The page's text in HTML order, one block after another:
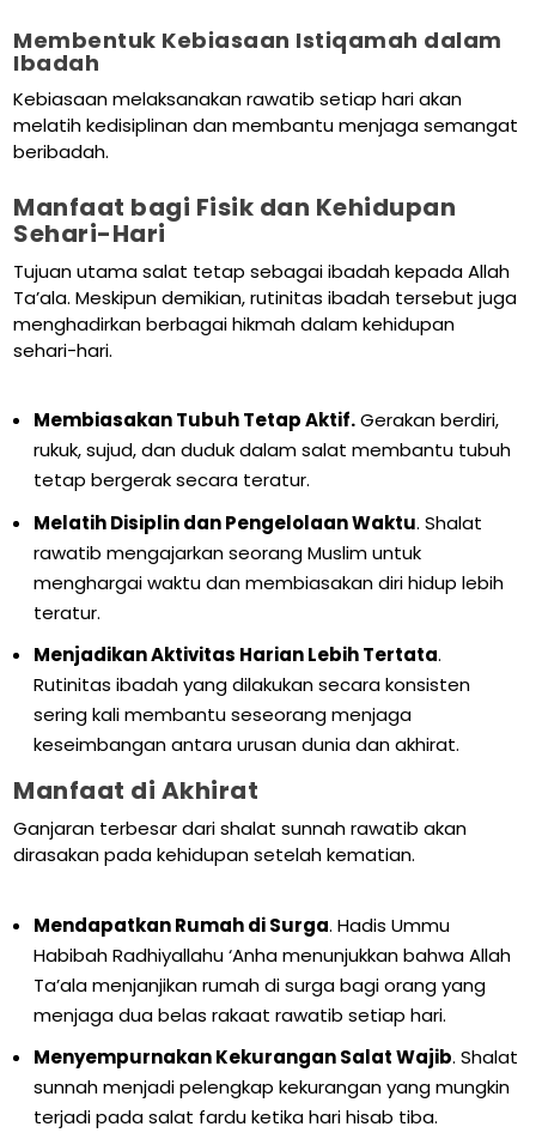
Membentuk Kebiasaan Istiqamah dalam
Ibadah
Kebiasaan melaksanakan rawatib setiap hari akan
melatih kedisiplinan dan membantu menjaga semangat
beribadah.
Manfaat bagi Fisik dan Kehidupan
Sehari-Hari
Tujuan utama salat tetap sebagai ibadah kepada Allah
Ta’ala. Meskipun demikian, rutinitas ibadah tersebut juga
menghadirkan berbagai hikmah dalam kehidupan
sehari-hari.
Membiasakan Tubuh Tetap Aktif.Gerakan berdiri,
rukuk, sujud, dan duduk dalam salat membantu tubuh
tetap bergerak secara teratur.
Melatih Disiplin dan Pengelolaan Waktu. Shalat
rawatib mengajarkan seorang Muslim untuk
menghargai waktu dan membiasakan diri hidup lebih
teratur.
Menjadikan Aktivitas Harian Lebih Tertata.
Rutinitas ibadah yang dilakukan secara konsisten
sering kali membantu seseorang menjaga
keseimbangan antara urusan dunia dan akhirat.
Manfaat di Akhirat
Ganjaran terbesar dari shalat sunnah rawatib akan
dirasakan pada kehidupan setelah kematian.
Mendapatkan Rumah di Surga. Hadis Ummu
Habibah Radhiyallahu ‘Anha menunjukkan bahwa Allah
Ta’ala menjanjikan rumah di surga bagi orang yang
menjaga dua belas rakaat rawatib setiap hari.
Menyempurnakan Kekurangan Salat Wajib. Shalat
sunnah menjadi pelengkap kekurangan yang mungkin
terjadi pada salat fardu ketika hari hisab tiba.